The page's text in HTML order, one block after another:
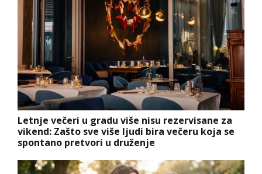
Letnje večeri u gradu više nisu rezervisane za
vikend: Zašto sve više ljudi bira večeru koja se
spontano pretvori u druženje